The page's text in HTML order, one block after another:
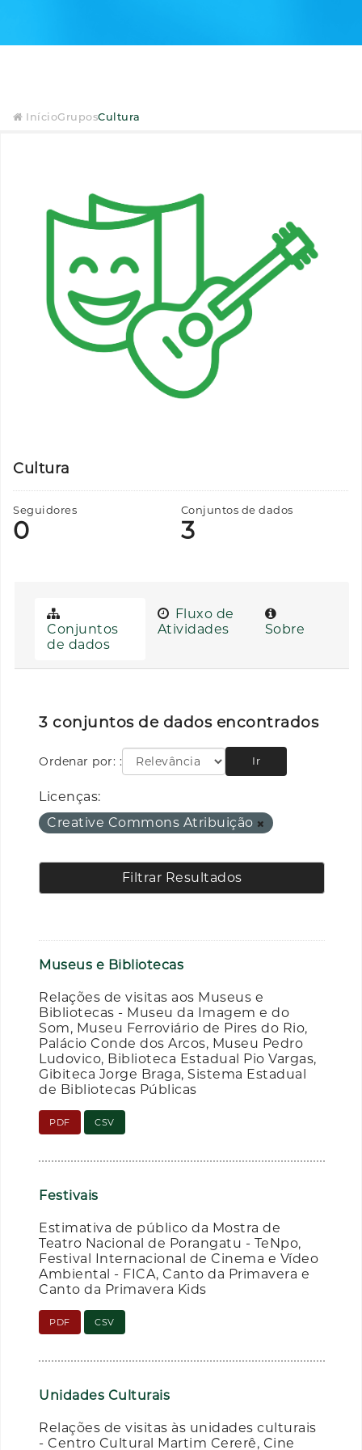
InícioGruposCultura
Cultura
Seguidores
0
Conjuntos de dados
3
Conjuntos
de dados
Fluxo de
Atividades
Sobre
3 conjuntos de dados encontrados
Ordenar por: Ir
Licenças:
Creative Commons Atribuição
Filtrar Resultados
Museus e Bibliotecas
Relações de visitas aos Museus e
Bibliotecas - Museu da Imagem e do
Som, Museu Ferroviário de Pires do Rio,
Palácio Conde dos Arcos, Museu Pedro
Ludovico, Biblioteca Estadual Pio Vargas,
Gibiteca Jorge Braga, Sistema Estadual
de Bibliotecas Públicas
PDF CSV
Festivais
Estimativa de público da Mostra de
Teatro Nacional de Porangatu - TeNpo,
Festival Internacional de Cinema e Vídeo
Ambiental - FICA, Canto da Primavera e
Canto da Primavera Kids
PDF CSV
Unidades Culturais
Relações de visitas às unidades culturais
- Centro Cultural Martim Cererê, Cine